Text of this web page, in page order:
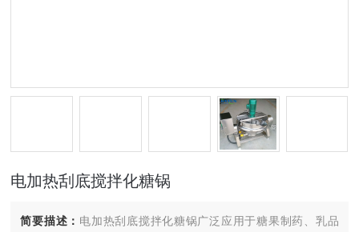
电加热刮底搅拌化糖锅
简要描述： 电加热刮底搅拌化糖锅广泛应用于糖果制药、乳品